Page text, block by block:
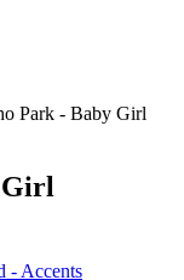
Park - Baby Girl
Girl